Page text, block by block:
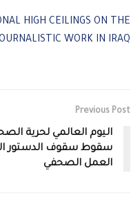
HIGH CEILINGS ON THE
WORK IN IRAQ
Previous Post
اليوم العالمي لحرية
سقوط سقوف الدستور
العمل الصحفي